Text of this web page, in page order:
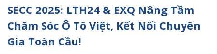
SECC 2025: LTH24 & EXQ Nâng Tầm
Chăm Sóc Ô Tô Việt, Kết Nối Chuyên
Gia Toàn Cầu!